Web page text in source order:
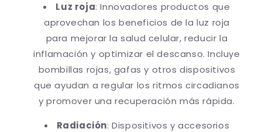
Luz roja: Innovadores productos que
aprovechan los beneficios de la luz roja
para mejorar la salud celular, reducir la
inflamación y optimizar el descanso. Incluye
bombillas rojas, gafas y otros dispositivos
que ayudan a regular los ritmos circadianos
y promover una recuperación más rápida.
Radiación: Dispositivos y accesorios